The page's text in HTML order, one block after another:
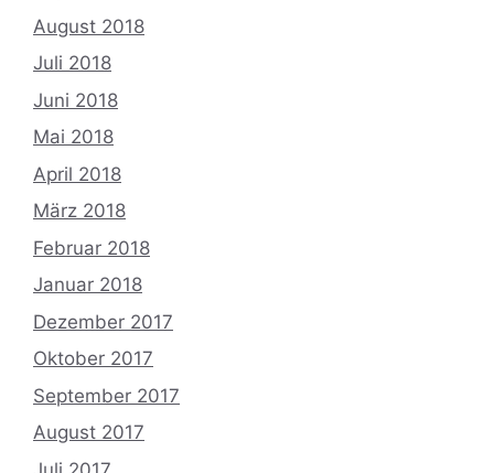
August 2018
Juli 2018
Juni 2018
Mai 2018
April 2018
März 2018
Februar 2018
Januar 2018
Dezember 2017
Oktober 2017
September 2017
August 2017